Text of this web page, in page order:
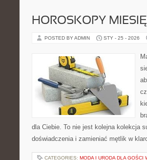
HOROSKOPY
POSTED BY ADMIN STY - 25 - 2026
dla Ciebie. To nie jest kolejna kolekcja
doświadczenia i zamieniać mętlik w
CATEGORIES: MODA I URODA DLA GOŚCI